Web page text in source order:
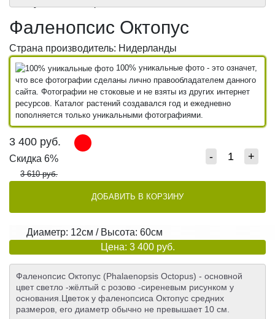
Фаленопсис Октопус
Страна производитель: Нидерланды
100% уникальные фото - это означет,
что все фотографии сделаны лично правообладателем данного
сайта. Фотографии не стоковые и не взяты из других интернет
ресурсов. Каталог растений создавался год и ежедневно
пополняется только уникальными фотографиями.
3 400 руб.
Скидка 6%
3 610 руб.
- +
ДОБАВИТЬ В КОРЗИНУ
Диаметр: 12см / Высота: 60см
Цена: 3 400 руб.
Фаленопсис Октопус (Phalaenopsis Octopus) - основной
цвет светло -жёлтый с розово -сиреневым рисунком у
основания.Цветок у фаленопсиса Октопус средних
размеров, его диаметр обычно не превышает 10 см.